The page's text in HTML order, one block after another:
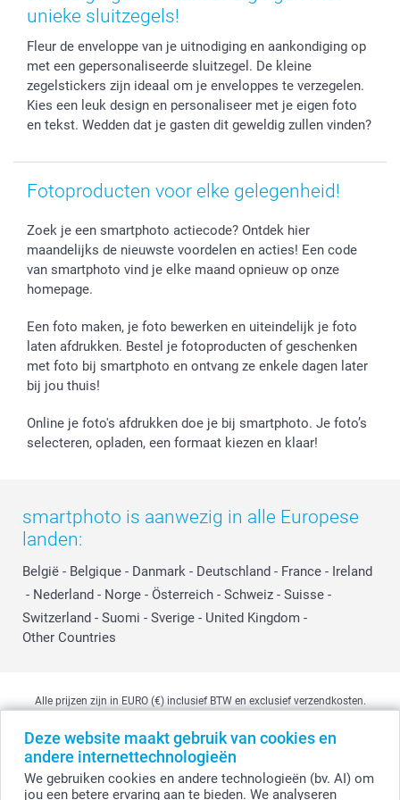
Deze website maakt gebruik van cookies en
andere internettechnologieën
We gebruiken cookies en andere technologieën (bv. AI) om
jou een betere ervaring aan te bieden. We analyseren
Fotokalenders & Fotoagenda's
Moederdag
Verjaardag
Geboorte
Klachtenregeling
Privacybeleid
Cookiebeleid
Prijslijst
Jobs & Stages
Betalingsmogelijkheden
Levering
Mijn orderstatus
smartfriends
unieke sluitzegels!
Fleur de enveloppe van je uitnodiging en aankondiging op
met een gepersonaliseerde sluitzegel. De kleine
zegelstickers zijn ideaal om je enveloppes te verzegelen.
Kies een leuk design en personaliseer met je eigen foto
en tekst. Wedden dat je gasten dit geweldig zullen vinden?
Fotoproducten voor elke gelegenheid!
Zoek je een smartphoto actiecode? Ontdek hier
maandelijks de nieuwste voordelen en acties! Een code
van smartphoto vind je elke maand opnieuw op onze
homepage.
Een foto maken, je foto bewerken en uiteindelijk je foto
laten afdrukken. Bestel je fotoproducten of geschenken
met foto bij smartphoto en ontvang ze enkele dagen later
bij jou thuis!
Online je foto's afdrukken doe je bij smartphoto. Je foto’s
selecteren, opladen, een formaat kiezen en klaar!
smartphoto is aanwezig in alle Europese
landen:
België - Belgique - Danmark - Deutschland - France - Ireland
- Nederland - Norge - Österreich - Schweiz - Suisse -
Switzerland - Suomi - Sverige - United Kingdom -
Other Countries
© smartphoto group. Alle rechten voorbehouden
smartphoto group NV.
Kwatrechtsteenweg 160, 9230 Wetteren, België
Alle prijzen zijn in EURO (€) inclusief BTW en exclusief verzendkosten.